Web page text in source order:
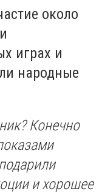
около
играх и
народные
Конечно
и хорошее